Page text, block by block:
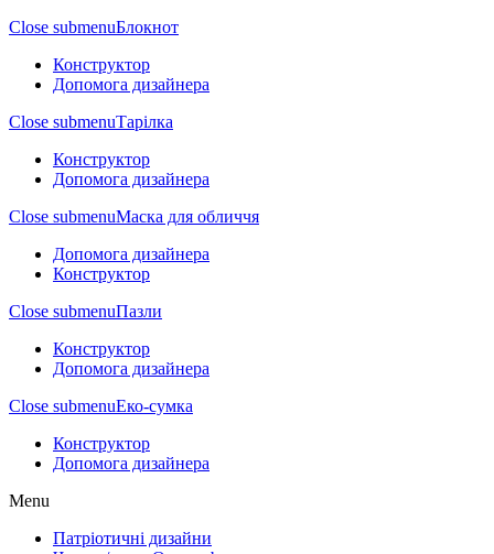
Close submenuБлокнот
Конструктор
Допомога дизайнера
Close submenuТарілка
Конструктор
Допомога дизайнера
Close submenuМаска для обличчя
Допомога дизайнера
Конструктор
Close submenuПазли
Конструктор
Допомога дизайнера
Close submenuЕко-сумка
Конструктор
Допомога дизайнера
Menu
Патріотичні дизайни